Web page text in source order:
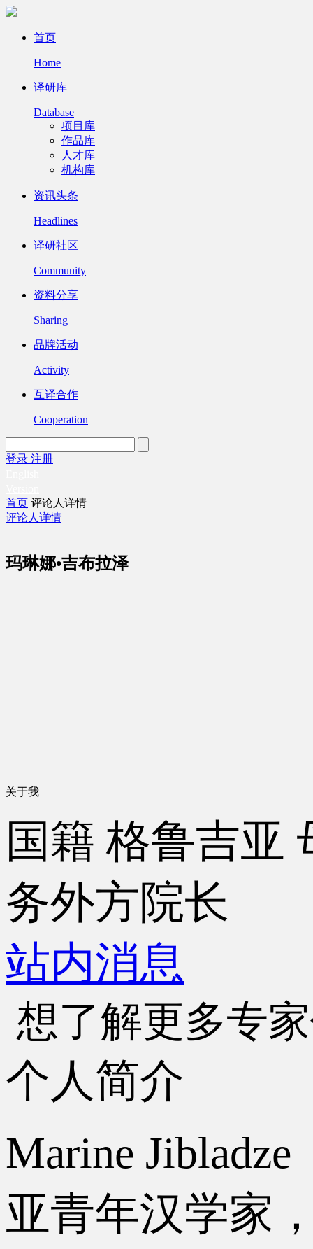
首页
Home
译研库
Database
项目库
作品库
人才库
机构库
资讯头条
Headlines
译研社区
Community
资料分享
Sharing
品牌活动
Activity
互译合作
Cooperation
登录 注册
首页 评论人详情
评论人详情
玛琳娜•吉布拉泽
关于我
国籍 格鲁吉亚
务外方院长
站内消息
想了解更多专
个人简介
Marine
亚青年汉学家